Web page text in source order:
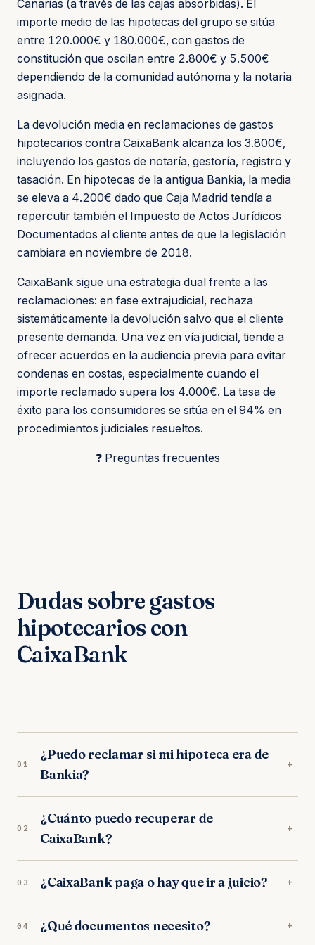
Canarias (a través de las cajas absorbidas). El
importe medio de las hipotecas del grupo se sitúa
entre 120.000€ y 180.000€, con gastos de
constitución que oscilan entre 2.800€ y 5.500€
dependiendo de la comunidad autónoma y la notaria
asignada.
La devolución media en reclamaciones de gastos
hipotecarios contra CaixaBank alcanza los 3.800€,
incluyendo los gastos de notaría, gestoría, registro y
tasación. En hipotecas de la antigua Bankia, la media
se eleva a 4.200€ dado que Caja Madrid tendía a
repercutir también el Impuesto de Actos Jurídicos
Documentados al cliente antes de que la legislación
cambiara en noviembre de 2018.
CaixaBank sigue una estrategia dual frente a las
reclamaciones: en fase extrajudicial, rechaza
sistemáticamente la devolución salvo que el cliente
presente demanda. Una vez en vía judicial, tiende a
ofrecer acuerdos en la audiencia previa para evitar
condenas en costas, especialmente cuando el
importe reclamado supera los 4.000€. La tasa de
éxito para los consumidores se sitúa en el 94% en
procedimientos judiciales resueltos.
❓ Preguntas frecuentes
Dudas sobre gastos
hipotecarios con
CaixaBank
01
¿Puedo reclamar si mi hipoteca era de
Bankia?
+
todas sus obligaciones. Si firmaste con Bankia,
Caja Madrid o Bancaja, reclamas a CaixaBank.
02
¿Cuánto puedo recuperar de
CaixaBank?
+
de CaixaBank es de 3.800€, aunque depende del
importe de tu hipoteca y los gastos que pagaste.
03 ¿CaixaBank paga o hay que ir a juicio? +
extrajudicial para casos claros. En muchos casos
04 ¿Qué documentos necesito? +